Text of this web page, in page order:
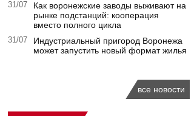
31/07
Как воронежские заводы выживают на
рынке подстанций: кооперация
вместо полного цикла
31/07
Индустриальный пригород Воронежа
может запустить новый формат жилья
все новости